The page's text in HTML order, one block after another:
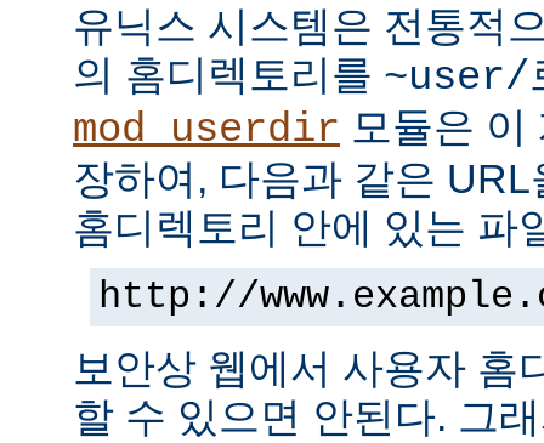
유닉스 시스템은 전통적
의 홈디렉토리를 ~user/
mod_userdir 모듈은
장하여, 다음과 같은
홈디렉토리 안에 있는 파
http://
보안상 웹에서 사용자 홈
할 수 있으면 안된다. 그